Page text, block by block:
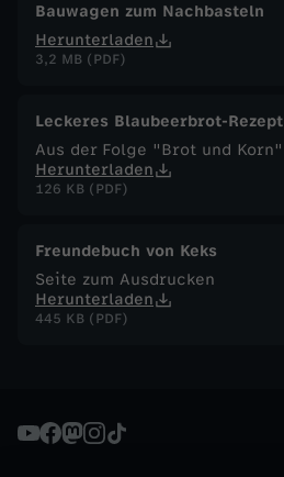
h
-
B
a
u
n
Bauwagen zum Nachbasteln
Herunterladen
3,2 MB (PDF)
Leckeres Blaubeerbrot-Rezept
Aus der Folge "Brot und Korn"
Herunterladen
126 KB (PDF)
Freundebuch von Keks
Seite zum Ausdrucken
Herunterladen
445 KB (PDF)